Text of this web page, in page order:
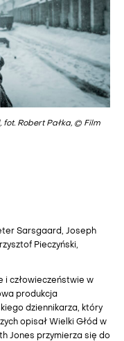
fot. Robert Pałka, © Film
Sarsgaard, Joseph
Pieczyński,
i człowieczeństwie w
produkcja
dziennikarza, który
opisał Wielki Głód w
Jones przymierza się do